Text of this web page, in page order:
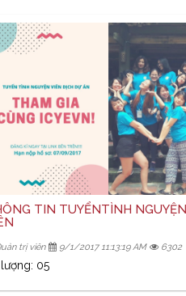
TIN TUYỂNTÌNH NGUYỆN
trị viên 9/1/2017 11:13:19 AM 6302
05